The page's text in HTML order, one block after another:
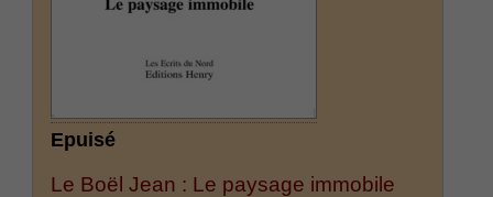
Epuisé
Le Boël Jean : Le paysage immobile